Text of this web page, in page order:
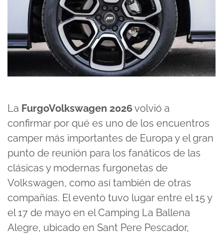
La FurgoVolkswagen 2026volvió a
confirmar por qué es uno de los encuentros
camper más importantes de Europa y el gran
punto de reunión para los fanáticos de las
clásicas y modernas furgonetas de
Volkswagen, como así también de otras
compañías. El evento tuvo lugar entre el 15 y
el 17 de mayo en el Camping La Ballena
Alegre, ubicado en Sant Pere Pescador,